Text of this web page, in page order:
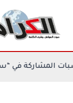
المحتوى
يعدد